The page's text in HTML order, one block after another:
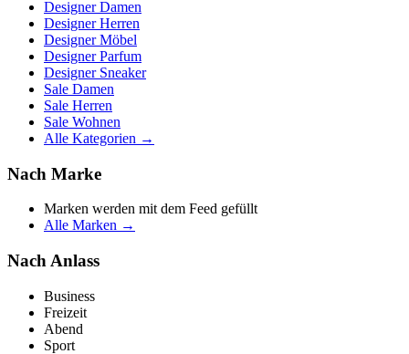
Designer Damen
Designer Herren
Designer Möbel
Designer Parfum
Designer Sneaker
Sale Damen
Sale Herren
Sale Wohnen
Alle Kategorien →
Nach Marke
Marken werden mit dem Feed gefüllt
Alle Marken →
Nach Anlass
Business
Freizeit
Abend
Sport